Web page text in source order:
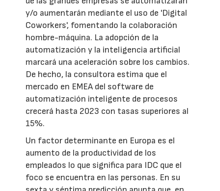
y/o aumentarán mediante el uso de 'Digital
Coworkers', fomentando la colaboración
hombre-máquina. La adopción de la
automatización y la inteligencia artificial
marcará una aceleración sobre los cambios.
De hecho, la consultora estima que el
mercado en EMEA del software de
automatización inteligente de procesos
crecerá hasta 2023 con tasas superiores al
15%.
Un factor determinante en Europa es el
aumento de la productividad de los
empleados lo que significa para IDC que el
foco se encuentra en las personas. En su